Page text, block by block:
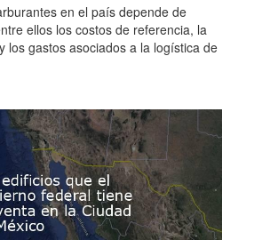
en el país depende de
ellos los costos de referencia, la
los gastos asociados a la logística de